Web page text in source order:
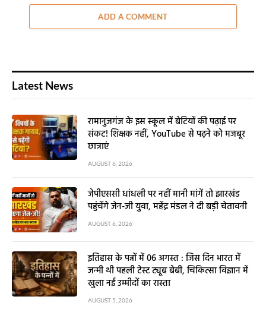
ADD A COMMENT
Latest News
रामानुजगंज के इस स्कूल में बेटियों की पढ़ाई पर
संकट! शिक्षक नहीं, YouTube से पढ़ने को मजबूर
छात्राएं
AUGUST 6, 2026
जेपीएससी धांधली पर नहीं मानी मांगें तो झारखंड
पहुंचेंगे जेन-जी युवा, महेंद्र मंडल ने दी बड़ी चेतावनी
AUGUST 6, 2026
इतिहास के पन्नों में 06 अगस्त : जिस दिन भारत में
जन्मी थी पहली टेस्ट ट्यूब बेबी, चिकित्सा विज्ञान में
खुला नई उम्मीदों का रास्ता
AUGUST 5, 2026